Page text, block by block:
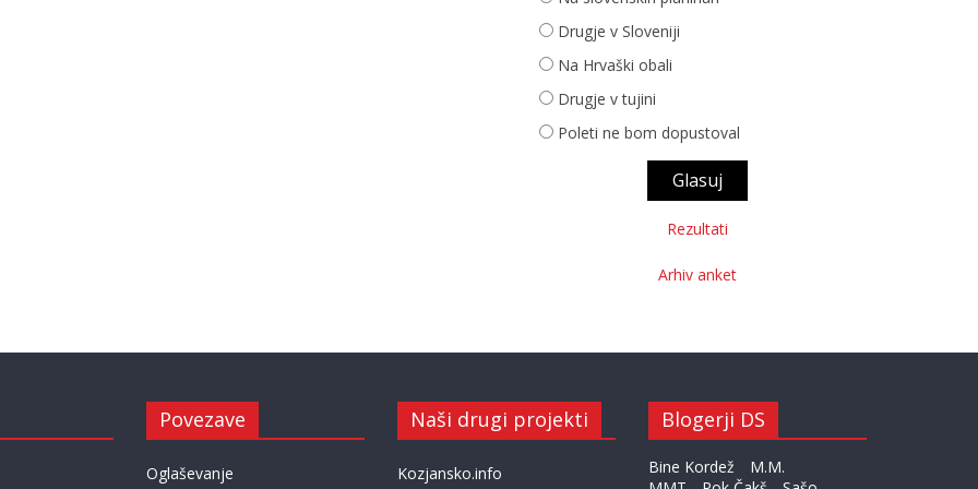
Drugje v Sloveniji
Na Hrvaški obali
Drugje v tujini
Poleti ne bom dopustoval
Rezultati
Arhiv anket
Povezave
Oglaševanje
Naši drugi projekti
Kozjansko.info
Blogerji DS
Bine Kordež
M.M.